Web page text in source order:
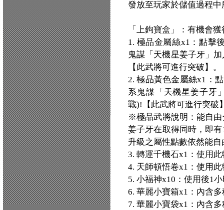
發放至玩家於儲值過程
「上鉤寶盒」：有機會
1. 極品金屬絲x1：點擊
鬼謀「天機星姜子牙」
【此武將可進行突破】。
2. 極品黃色金屬絲x1：
系鬼謀「天機星姜子牙
戰)!【此武將可進行突破
※極品武將說明：能自由
姜子牙在取得同時，即
升級之屬性點數依然能自
3. 轉運千機石x1：使用
4. 天師頓悟卷x1：使用
5. 小福神x10：使用後1
6. 華麗小寶箱x1：內含
7. 華麗小寶袋x1：內含